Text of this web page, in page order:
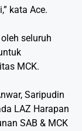
kata Ace.
seluruh
MCK.
Saripudin
LAZ Harapan
SAB & MCK